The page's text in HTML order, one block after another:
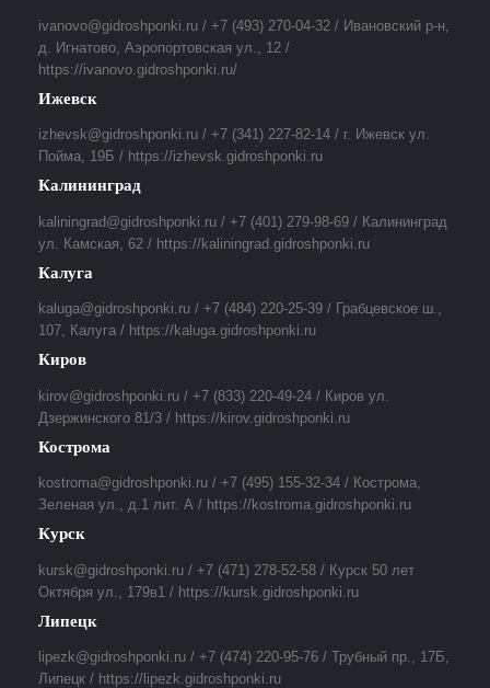
ivanovo@gidroshponki.ru / +7 (493) 270-04-32 / Ивановский р-н,
д. Игнатово, Аэропортовская ул., 12 /
https://ivanovo.gidroshponki.ru/
Ижевск
izhevsk@gidroshponki.ru / +7 (341) 227-82-14 / г. Ижевск ул.
Пойма, 19Б / https://izhevsk.gidroshponki.ru
Калининград
kaliningrad@gidroshponki.ru / +7 (401) 279-98-69 / Калининград
ул. Камская, 62 / https://kaliningrad.gidroshponki.ru
Калуга
kaluga@gidroshponki.ru / +7 (484) 220-25-39 / Грабцевское ш.,
107, Калуга / https://kaluga.gidroshponki.ru
Киров
kirov@gidroshponki.ru / +7 (833) 220-49-24 / Киров ул.
Дзержинского 81/3 / https://kirov.gidroshponki.ru
Кострома
kostroma@gidroshponki.ru / +7 (495) 155-32-34 / Кострома,
Зеленая ул., д.1 лит. А / https://kostroma.gidroshponki.ru
Курск
kursk@gidroshponki.ru / +7 (471) 278-52-58 / Курск 50 лет
Октября ул., 179в1 / https://kursk.gidroshponki.ru
Липецк
lipezk@gidroshponki.ru / +7 (474) 220-95-76 / Трубный пр., 17Б,
Липецк / https://lipezk.gidroshponki.ru